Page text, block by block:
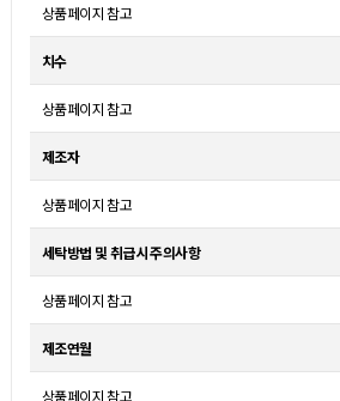
상품페이지 참고
치수
상품페이지 참고
제조자
상품페이지 참고
세탁방법 및 취급시 주의사항
상품페이지 참고
제조연월
상품페이지 참고